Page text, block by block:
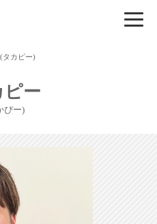
タカピー)
ピー
ぴー)